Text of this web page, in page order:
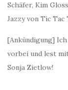
Schäfer, Kim
Jazzy von Tic
[Ankündigung]
vorbei und lest
Sonja Zietlow!